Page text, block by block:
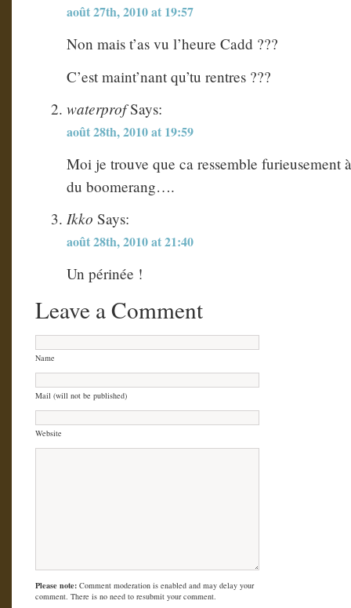
août 27th, 2010 at 19:57
Non mais t’as vu l’heure Cadd ???
C’est maint’nant qu’tu rentres ???
waterprofSays:
août 28th, 2010 at 19:59
Moi je trouve que ca ressemble furieusement
du boomerang….
Ikko Says:
août 28th, 2010 at 21:40
Un périnée !
Leave a Comment
Name
Mail (will not be published)
Website
Please note: Comment moderation is enabled and may delay your
comment. There is no need to resubmit your comment.